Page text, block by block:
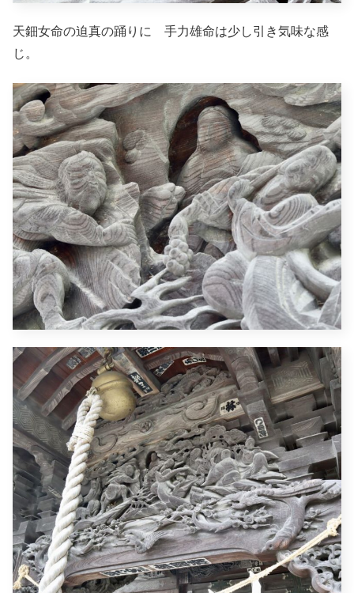
天鈿女命の迫真の踊りに 手力雄命は少し引き気味な感
じ。